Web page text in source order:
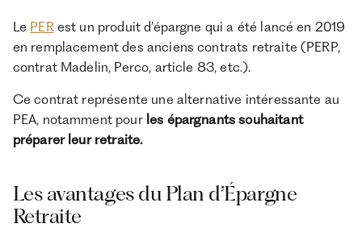
Le PER est un produit d’épargne qui a été lancé en 2019
en remplacement des anciens contrats retraite (PERP,
contrat Madelin, Perco, article 83, etc.).
Ce contrat représente une alternative intéressante au
PEA, notamment pour les épargnants souhaitant
préparer leur retraite.
Les avantages du Plan d’Épargne
Retraite